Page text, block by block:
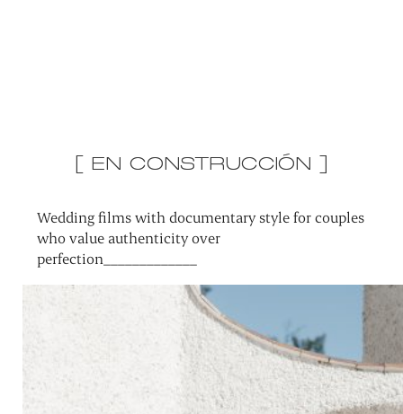
[ EN CONSTRUCCIÓN ]
Wedding films with documentary style for couples
who value authenticity over
perfection_____________